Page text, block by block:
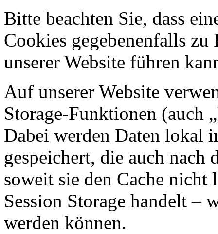
Bitte beachten Sie, dass
Cookies gegebenenfalls
unserer Website führen
Auf unserer Website
Storage-Funktionen (auch
Dabei werden Daten lokal
gespeichert, die auch nach
soweit sie den Cache nicht
Session Storage handelt –
werden können.